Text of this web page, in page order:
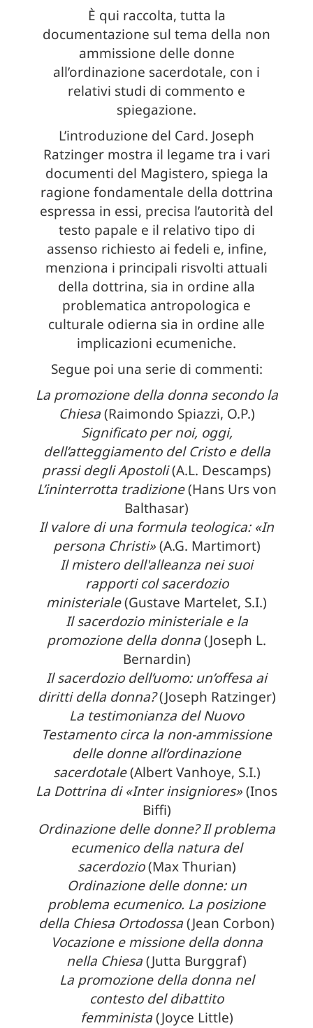
È qui raccolta, tutta la
documentazione sul tema della non
ammissione delle donne
all’ordinazione sacerdotale, con i
relativi studi di commento e
spiegazione.
L’introduzione del Card. Joseph
Ratzinger mostra il legame tra i vari
documenti del Magistero, spiega la
ragione fondamentale della dottrina
espressa in essi, precisa l’autorità del
testo papale e il relativo tipo di
assenso richiesto ai fedeli e, infine,
menziona i principali risvolti attuali
della dottrina, sia in ordine alla
problematica antropologica e
culturale odierna sia in ordine alle
implicazioni ecumeniche.
Segue poi una serie di commenti:
La promozione della donna secondo la
Chiesa(Raimondo Spiazzi, O.P.)
Significato per noi, oggi,
dell’atteggiamento del Cristo e della
prassi degli Apostoli(A.L. Descamps)
L’ininterrotta tradizione(Hans Urs von
Balthasar)
Il valore di una formula teologica: «In
persona Christi»(A.G. Martimort)
Il mistero dell'alleanza nei suoi
rapporti col sacerdozio
ministeriale(Gustave Martelet, S.I.)
Il sacerdozio ministeriale e la
promozione della donna(Joseph L.
Bernardin)
Il sacerdozio dell’uomo: un’offesa ai
diritti della donna?(Joseph Ratzinger)
La testimonianza del Nuovo
Testamento circa la non-ammissione
delle donne all’ordinazione
sacerdotale(Albert Vanhoye, S.I.)
La Dottrina di «Inter insigniores»(Inos
Biffi)
Ordinazione delle donne? Il problema
ecumenico della natura del
sacerdozio(Max Thurian)
Ordinazione delle donne: un
problema ecumenico. La posizione
della Chiesa Ortodossa(Jean Corbon)
Vocazione e missione della donna
nella Chiesa(Jutta Burggraf)
La promozione della donna nel
contesto del dibattito
femminista(Joyce Little)